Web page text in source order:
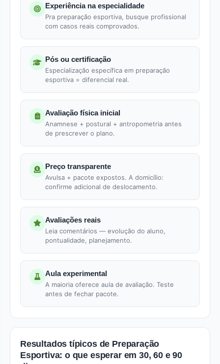
Experiência na especialidade
Pra preparação esportiva, busque profissional
com casos reais comprovados.
Pós ou certificação
Especialização específica em preparação
esportiva = diferencial real.
Avaliação física inicial
Anamnese + postural + antropometria antes
de prescrever o plano.
Preço transparente
Avulsa + pacote expostos. A domicílio:
confirme adicional de deslocamento.
Avaliações reais
Leia comentários — evolução do aluno,
pontualidade, planejamento.
Aula experimental
A maioria oferece aula de avaliação. Teste
antes de fechar pacote.
Resultados típicos de Preparação
Esportiva: o que esperar em 30, 60 e 90